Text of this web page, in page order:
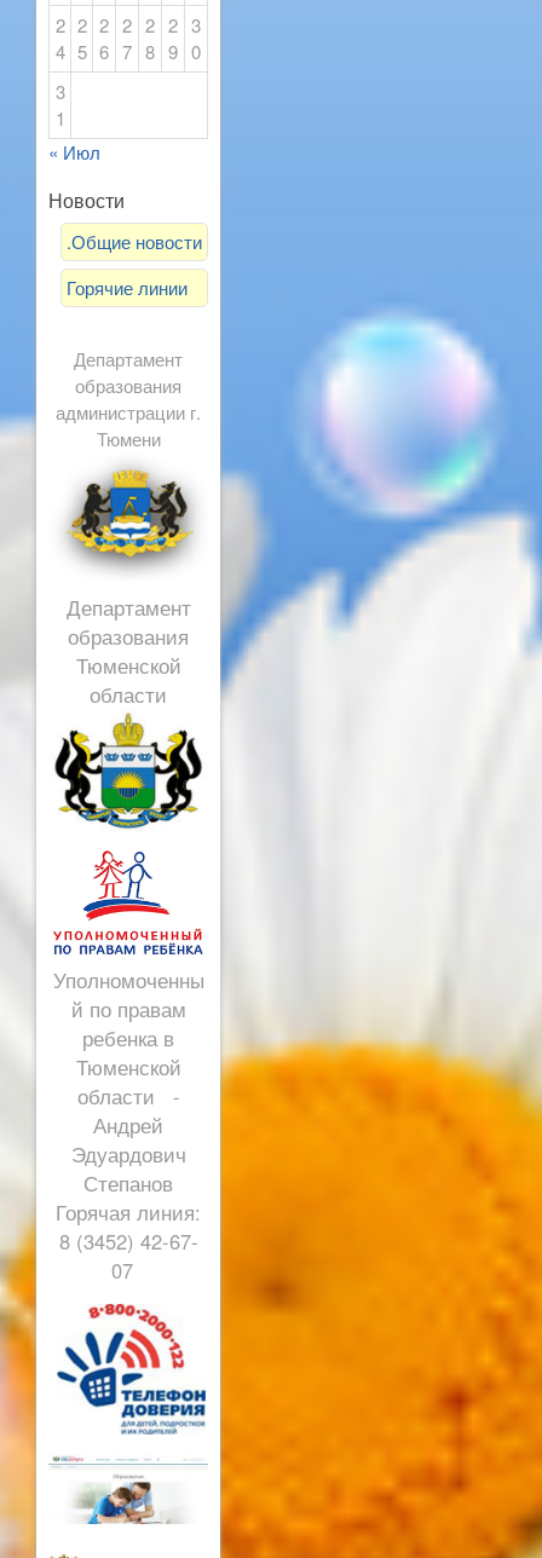
2
4
2
5
2
6
2
7
2
8
2
9
3
0
3
1
« Июл
Новости
.Общие новости
Горячие линии
Департамент
образования
администрации г.
Тюмени
Департамент
образования
Тюменской
области
Уполномоченны
й по правам
ребенка в
Тюменской
области -
Андрей
Эдуардович
Степанов
Горячая линия:
8 (3452) 42-67-
07